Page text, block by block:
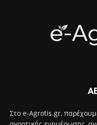
Στο e-Agrotis.gr,